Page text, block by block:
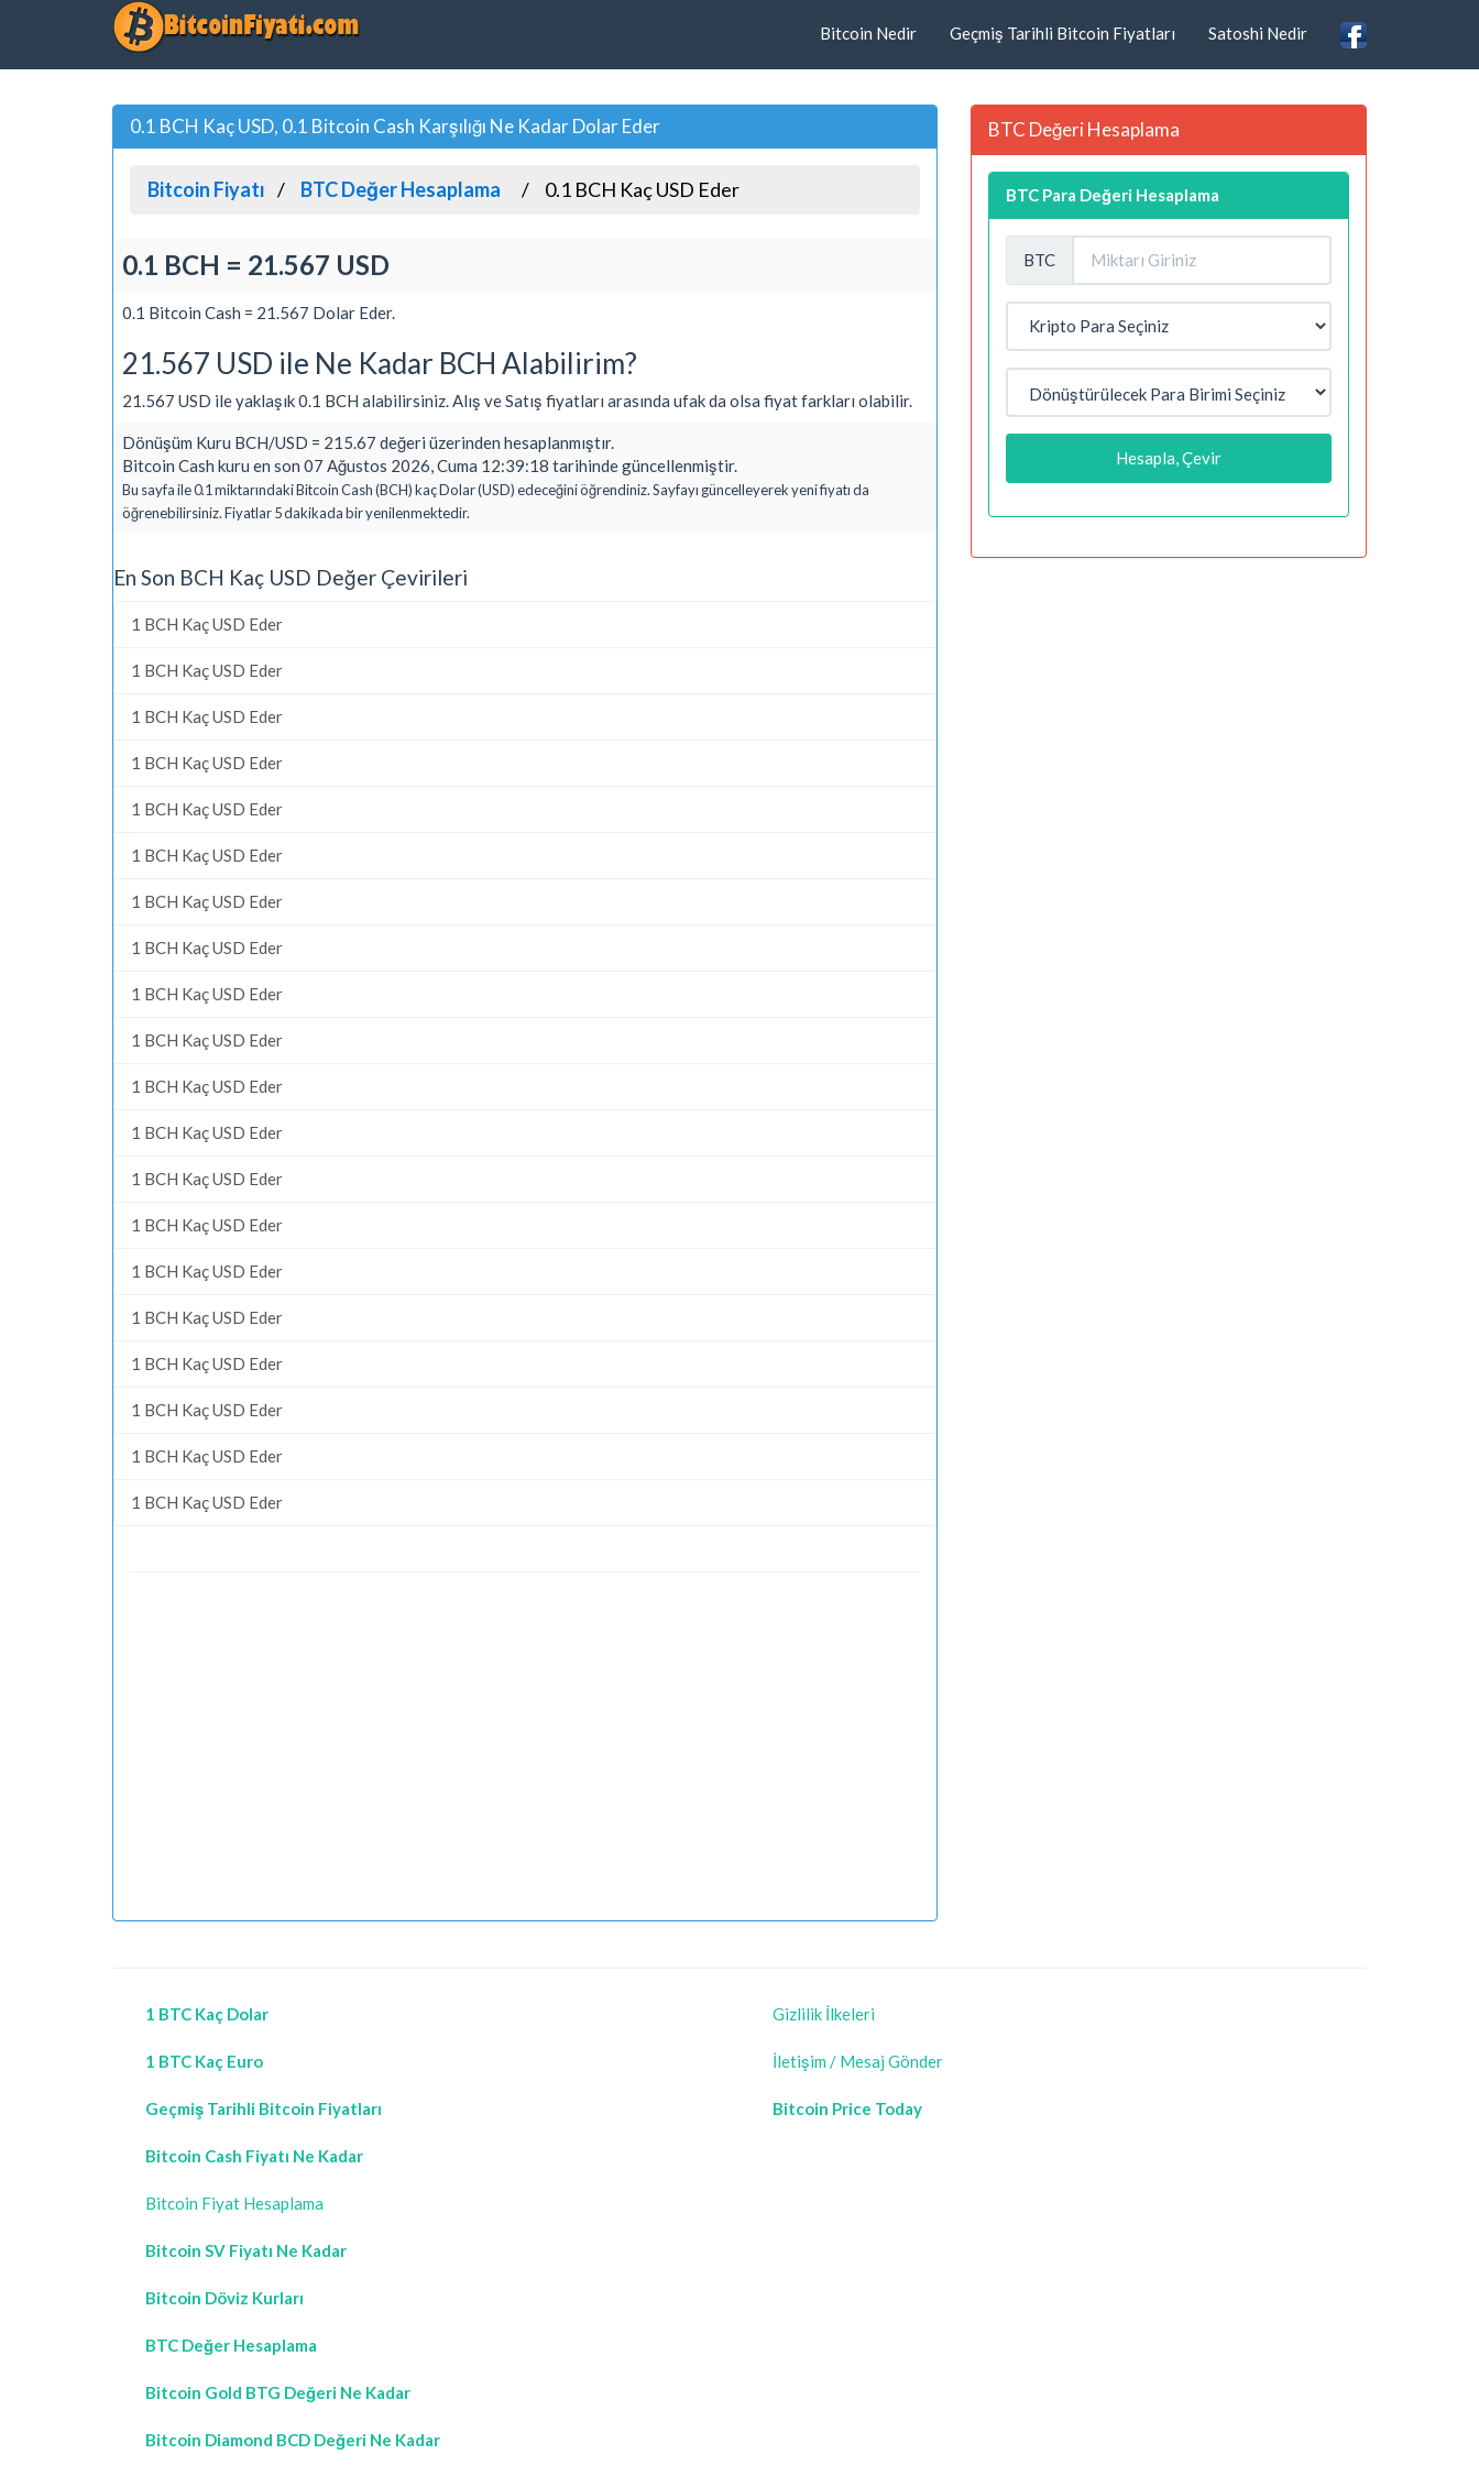
Bitcoin Nedir Geçmiş Tarihli Bitcoin Fiyatları Satoshi Nedir
0.1 BCH Kaç USD, 0.1 Bitcoin Cash Karşılığı Ne Kadar Dolar Eder
Bitcoin Fiyatı BTC Değer Hesaplama 0.1 BCH Kaç USD Eder
0.1 BCH = 21.567 USD
0.1 Bitcoin Cash = 21.567 Dolar Eder.
21.567 USD ile Ne Kadar BCH Alabilirim?
21.567 USD ile yaklaşık 0.1 BCH alabilirsiniz. Alış ve Satış fiyatları arasında ufak da olsa fiyat farkları olabilir.
Dönüşüm Kuru BCH/USD = 215.67 değeri üzerinden hesaplanmıştır.
Bitcoin Cash kuru en son 07 Ağustos 2026, Cuma 12:39:18 tarihinde güncellenmiştir.
Bu sayfa ile 0.1 miktarındaki Bitcoin Cash (BCH) kaç Dolar (USD) edeceğini öğrendiniz. Sayfayı güncelleyerek yeni fiyatı da
öğrenebilirsiniz. Fiyatlar 5 dakikada bir yenilenmektedir.
En Son BCH Kaç USD Değer Çevirileri
1 BCH Kaç USD Eder
1 BCH Kaç USD Eder
1 BCH Kaç USD Eder
1 BCH Kaç USD Eder
1 BCH Kaç USD Eder
1 BCH Kaç USD Eder
1 BCH Kaç USD Eder
1 BCH Kaç USD Eder
1 BCH Kaç USD Eder
1 BCH Kaç USD Eder
1 BCH Kaç USD Eder
1 BCH Kaç USD Eder
1 BCH Kaç USD Eder
1 BCH Kaç USD Eder
1 BCH Kaç USD Eder
1 BCH Kaç USD Eder
1 BCH Kaç USD Eder
1 BCH Kaç USD Eder
1 BCH Kaç USD Eder
1 BCH Kaç USD Eder
BTC Değeri Hesaplama
BTC Para Değeri Hesaplama
BTC
Hesapla, Çevir
1 BTC Kaç Dolar
1 BTC Kaç Euro
Geçmiş Tarihli Bitcoin Fiyatları
Bitcoin Cash Fiyatı Ne Kadar
Bitcoin Fiyat Hesaplama
Bitcoin SV Fiyatı Ne Kadar
Bitcoin Döviz Kurları
BTC Değer Hesaplama
Bitcoin Gold BTG Değeri Ne Kadar
Bitcoin Diamond BCD Değeri Ne Kadar
Gizlilik İlkeleri
İletişim / Mesaj Gönder
Bitcoin Price Today